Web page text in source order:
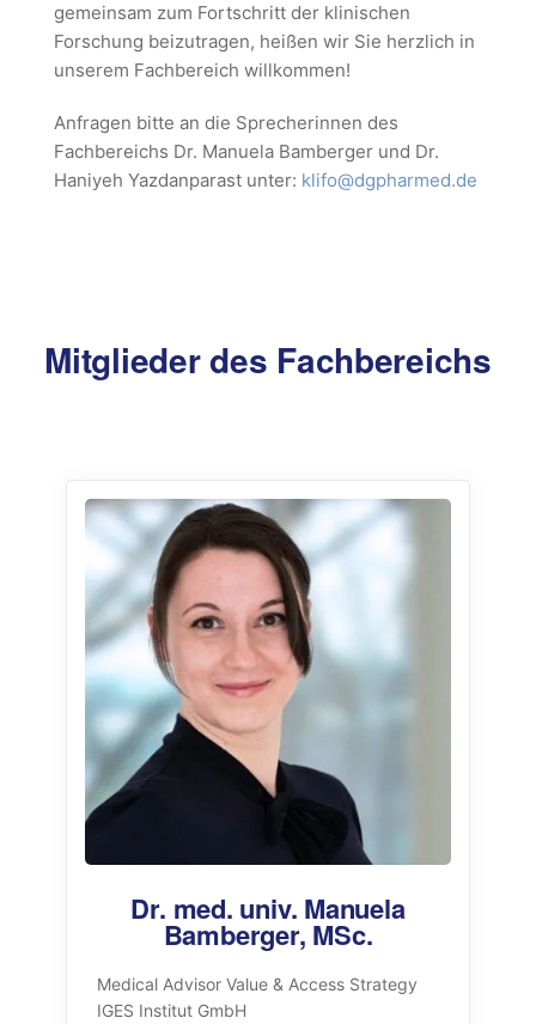
gemeinsam zum Fortschritt der klinischen
Forschung beizutragen, heißen wir Sie herzlich in
unserem Fachbereich willkommen!
Anfragen bitte an die Sprecherinnen des
Fachbereichs Dr. Manuela Bamberger und Dr.
Haniyeh Yazdanparast unter: klifo@dgpharmed.de
Mitglieder des Fachbereichs
Dr. med. univ. Manuela
Bamberger, MSc.
Medical Advisor Value & Access Strategy
IGES Institut GmbH